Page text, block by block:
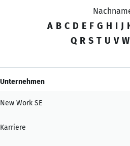
A B C D E F G H I J
Q R S T U V W
Unternehmen
New Work SE
Karriere